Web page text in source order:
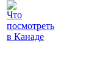
Что
посмотреть
в Канаде